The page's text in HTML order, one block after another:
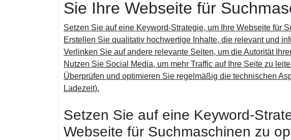
Sie Ihre Webseite für
Setzen Sie auf eine Keyword-Strategie, um Ihre Webseite für
Erstellen Sie qualitativ hochwertige Inhalte, die relevant und
Verlinken Sie auf andere relevante Seiten, um die Autorität
Nutzen Sie Social Media, um mehr Traffic auf Ihre Seite zu
Überprüfen und optimieren Sie regelmäßig die technischen
Ladezeit).
Setzen Sie auf eine Keyword-
Webseite für Suchmaschinen zu